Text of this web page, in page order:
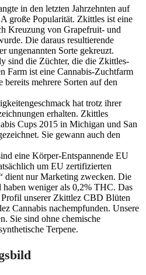
in den letzten Jahrzehnten auf
große Popularität. Zkittles ist eine
Kreuzung von Grapefruit- und
Die daraus resultierende
ungenannten Sorte gekreuzt.
sind die Züchter, die die Zkittles-
Farm ist eine Cannabis-Zuchtfarm
mehrere Sorten auf den
hat trotz ihrer
erhalten. Zkittles
Cups 2015 in Michigan und San
Sie gewann auch den
eine Körper-Entspannende EU
um EU zertifizierten
dient nur Marketing zwecken. Die
weniger als 0,2% THC. Das
Profil unserer Zkittlez CBD Blüten
Cannabis nachempfunden. Unsere
Sie sind ohne chemische
Terpene.